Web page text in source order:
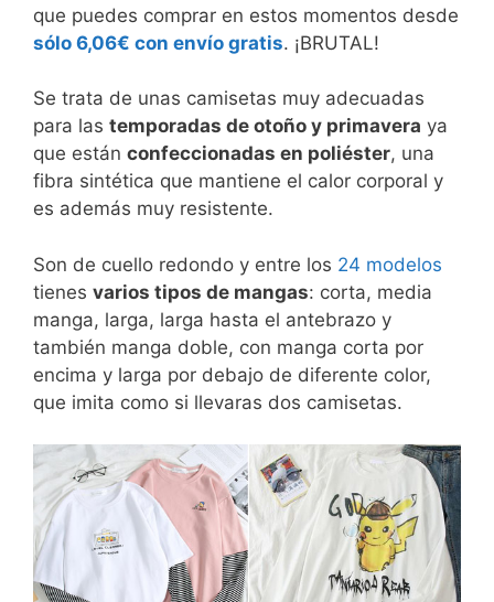
que puedes comprar en estos momentos desde
sólo 6,06€ con envío gratis. ¡BRUTAL!
Se trata de unas camisetas muy adecuadas
para las temporadas de otoño y primavera ya
que están confeccionadas en poliéster, una
fibra sintética que mantiene el calor corporal y
es además muy resistente.
Son de cuello redondo y entre los 24 modelos
tienes varios tipos de mangas: corta, media
manga, larga, larga hasta el antebrazo y
también manga doble, con manga corta por
encima y larga por debajo de diferente color,
que imita como si llevaras dos camisetas.